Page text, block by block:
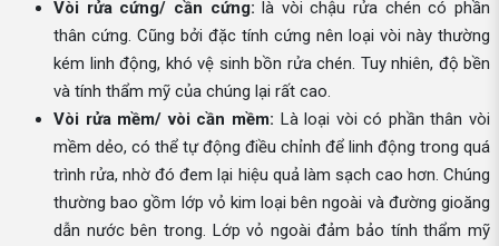
Vòi rửa cứng/ cần cứng: là vòi chậu rửa chén có phần
thân cứng. Cũng bởi đặc tính cứng nên loại vòi này thường
kém linh động, khó vệ sinh bồn rửa chén. Tuy nhiên, độ bền
và tính thẩm mỹ của chúng lại rất cao.
Vòi rửa mềm/ vòi cần mềm: Là loại vòi có phần thân vòi
mềm dẻo, có thể tự động điều chỉnh để linh động trong quá
trình rửa, nhờ đó đem lại hiệu quả làm sạch cao hơn. Chúng
thường bao gồm lớp vỏ kim loại bên ngoài và đường gioăng
dẫn nước bên trong. Lớp vỏ ngoài đảm bảo tính thẩm mỹ